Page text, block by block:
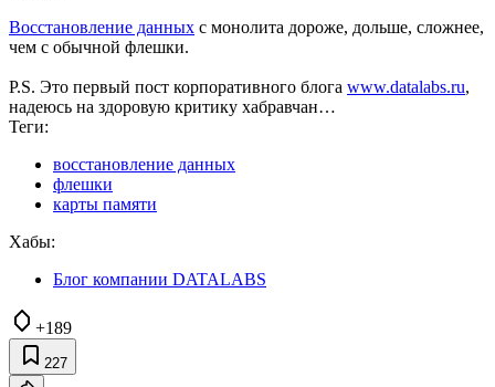
Восстановление данных с монолита дороже, дольше, сложнее,
чем с обычной флешки.
P.S. Это первый пост корпоративного блога www.datalabs.ru,
надеюсь на здоровую критику хабравчан…
Теги:
восстановление данных
флешки
карты памяти
Хабы:
Блог компании DATALABS
+189
227